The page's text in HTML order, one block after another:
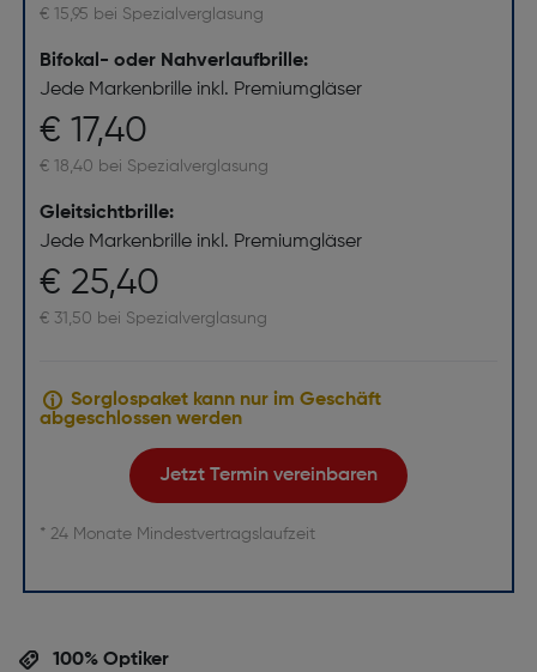
€ 15,95 bei Spezialverglasung
Bifokal- oder Nahverlaufbrille:
Jede Markenbrille inkl. Premiumgläser
€ 17,40
€ 18,40 bei Spezialverglasung
Gleitsichtbrille:
Jede Markenbrille inkl. Premiumgläser
€ 25,40
€ 31,50 bei Spezialverglasung
Sorglospaket kann nur im Geschäft
abgeschlossen werden
Jetzt Termin vereinbaren
* 24 Monate Mindestvertragslaufzeit
100% Optiker